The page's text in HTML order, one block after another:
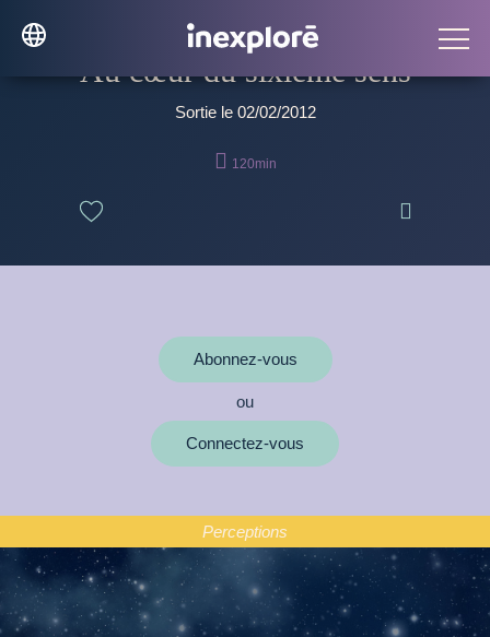
Au cœur du sixième sens
Sortie le 02/02/2012
 120min

Abonnez-vous
ou
Connectez-vous
Perceptions